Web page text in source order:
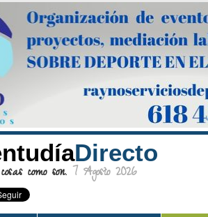
Directo
como son. 7 Agosto 2026